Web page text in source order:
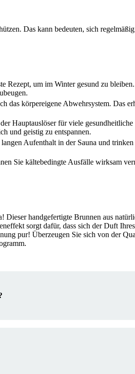
Das kann bedeuten, sich
Rezept, um im Winter gesund zu
das körpereigene Abwehrsystem. Das
Hauptauslöser für viele
und geistig zu entspannen.
Aufenthalt in der Sauna und trinken
Sie kältebedingte Ausfälle wirksam
handgefertigte Brunnen aus
sorgt dafür, dass sich der Duft
pur! Überzeugen Sie sich von der